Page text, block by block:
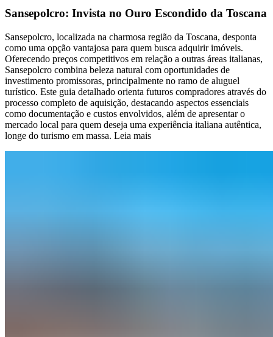
Sansepolcro: Invista no Ouro Escondido da Toscana
Sansepolcro, localizada na charmosa região da Toscana, desponta
como uma opção vantajosa para quem busca adquirir imóveis.
Oferecendo preços competitivos em relação a outras áreas italianas,
Sansepolcro combina beleza natural com oportunidades de
investimento promissoras, principalmente no ramo de aluguel
turístico. Este guia detalhado orienta futuros compradores através do
processo completo de aquisição, destacando aspectos essenciais
como documentação e custos envolvidos, além de apresentar o
mercado local para quem deseja uma experiência italiana autêntica,
longe do turismo em massa. Leia mais